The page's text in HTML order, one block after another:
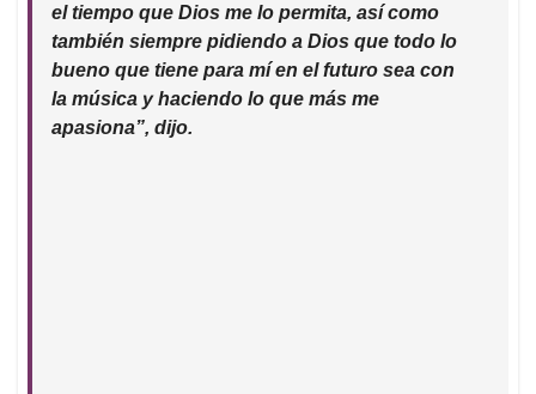
el tiempo que Dios me lo permita, así como
también siempre pidiendo a Dios que todo lo
bueno que tiene para mí en el futuro sea con
la música y haciendo lo que más me
apasiona”, dijo.